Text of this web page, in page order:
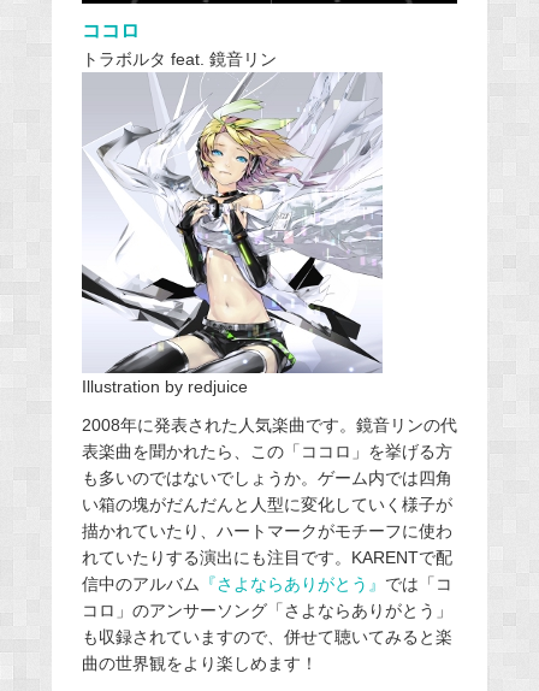
ココロ
トラボルタ feat. 鏡音リン
Illustration by redjuice
2008年に発表された人気楽曲です。鏡音リンの代
表楽曲を聞かれたら、この「ココロ」を挙げる方
も多いのではないでしょうか。ゲーム内では四角
い箱の塊がだんだんと人型に変化していく様子が
描かれていたり、ハートマークがモチーフに使わ
れていたりする演出にも注目です。KARENTで配
信中のアルバム 『さよならありがとう』 では「コ
コロ」のアンサーソング「さよならありがとう」
も収録されていますので、併せて聴いてみると楽
曲の世界観をより楽しめます！